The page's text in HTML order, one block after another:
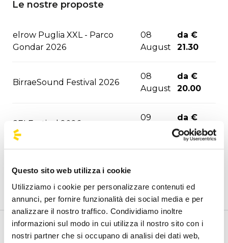
Questo sito web utilizza i cookie
Utilizziamo i cookie per personalizzare contenuti ed
annunci, per fornire funzionalità dei social media e per
analizzare il nostro traffico. Condividiamo inoltre
informazioni sul modo in cui utilizza il nostro sito con i
nostri partner che si occupano di analisi dei dati web,
Le nostre proposte
elrow Puglia XXL - Parco
Gondar 2026
08
August
da €
21.30
BirraeSound Festival 2026
08
August
da €
20.00
SEI Festival 2026
09
da €
27.00
Mace - Parco Gondar 2026
10
August
da €
24.50
Benvenuto nella pagina delle agenzie ufficiali di